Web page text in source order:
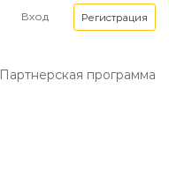
Вход Регистрация
Партнерская программа